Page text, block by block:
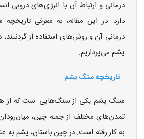
درمانی و ارتباط آن با انرژی‌های درونی
دارد. در این مقاله، به معرفی
درمانی آن و روش‌های استفاده از
یشم می‌پردازیم.
تاریخچه سنگ یشم
سنگ یشم یکی از سنگ‌هایی است که از
تمدن‌های مختلف از جمله چین،
به کار رفته است. در چین باستان، یشم